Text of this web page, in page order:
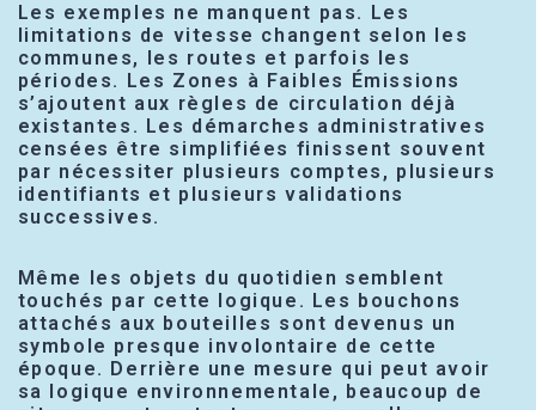
Les exemples ne manquent pas. Les
limitations de vitesse changent selon les
communes, les routes et parfois les
périodes. Les Zones à Faibles Émissions
s’ajoutent aux règles de circulation déjà
existantes. Les démarches administratives
censées être simplifiées finissent souvent
par nécessiter plusieurs comptes, plusieurs
identifiants et plusieurs validations
successives.
Même les objets du quotidien semblent
touchés par cette logique. Les bouchons
attachés aux bouteilles sont devenus un
symbole presque involontaire de cette
époque. Derrière une mesure qui peut avoir
sa logique environnementale, beaucoup de